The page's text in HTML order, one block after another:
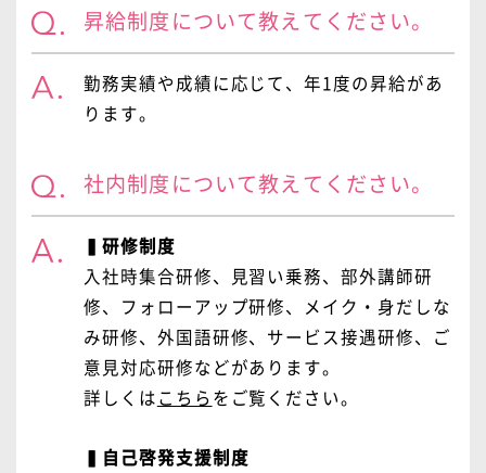
昇給制度について教えてください。
勤務実績や成績に応じて、年1度の昇給があ
ります。
社内制度について教えてください。
▍研修制度
入社時集合研修、見習い乗務、部外講師研
修、フォローアップ研修、メイク・身だしな
み研修、外国語研修、サービス接遇研修、ご
意見対応研修などがあります。
詳しくはこちらをご覧ください。
▍自己啓発支援制度